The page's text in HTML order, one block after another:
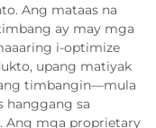
Ang mataas na
ay may mga
i-optimize
upang matiyak
timbangin—mula
hanggang sa
Ang mga proprietary